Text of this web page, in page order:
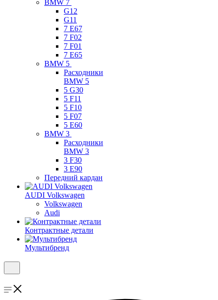
BMW 7
G12
G11
7 Е67
7 F02
7 F01
7 E65
BMW 5
Расходники
BMW 5
5 G30
5 F11
5 F10
5 F07
5 E60
BMW 3
Расходники
BMW 3
3 F30
3 E90
Передний кардан
AUDI Volkswagen
Volkswagen
Audi
Контрактные детали
Мультибренд